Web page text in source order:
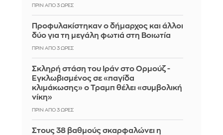
ΠΡΙΝ ΑΠΌ 3 ΏΡΕΣ
Προφυλακίστηκαν ο δήμαρχος και άλλοι
δύο για τη μεγάλη φωτιά στη Βοιωτία
ΠΡΙΝ ΑΠΌ 3 ΏΡΕΣ
Σκληρή στάση του Ιράν στο Ορμούζ -
Εγκλωβισμένος σε «παγίδα
κλιμάκωσης» ο Τραμπ θέλει «συμβολική
νίκη»
ΠΡΙΝ ΑΠΌ 3 ΏΡΕΣ
Στους 38 βαθμούς σκαρφαλώνει η